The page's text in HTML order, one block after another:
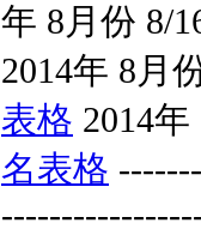
年 8月份 8/
2014年 8月
表格 2014
名表格